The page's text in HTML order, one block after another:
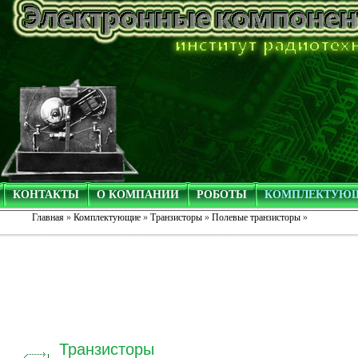
КОНТАКТЫ О КОМПАНИИ РОБОТЫ
Главная » Комплектующие » Транзисторы » Полевые транзисторы »
Транзисторы